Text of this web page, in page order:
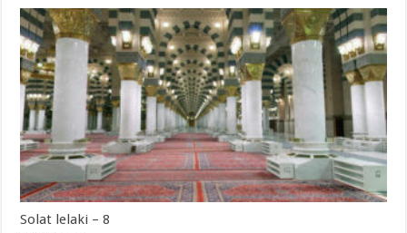
Solat lelaki – 8